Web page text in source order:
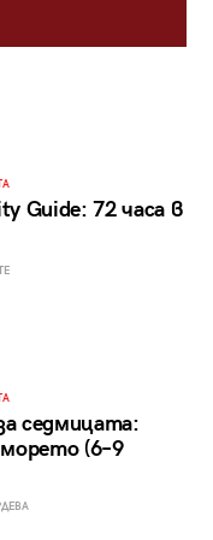
Guide: 72 часа в
седмицата:
(6–9